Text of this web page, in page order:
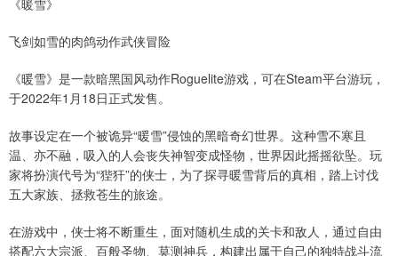
《暖雪》
飞剑如雪的肉鸽动作武侠冒险
《暖雪》是一款暗黑国风动作Roguelite游戏，可在Steam平台游玩，
于2022年1月18日正式发售。
故事设定在一个被诡异“暖雪”侵蚀的黑暗奇幻世界。这种雪不寒且
温、亦不融，吸入的人会丧失神智变成怪物，世界因此摇摇欲坠。玩
家将扮演代号为“狴犴”的侠士，为了探寻暖雪背后的真相，踏上讨伐
五大家族、拯救苍生的旅途。
在游戏中，侠士将不断重生，面对随机生成的关卡和敌人，通过自由
搭配六大宗派、百般圣物、莫测神兵，构建出属于自己的独特战斗流